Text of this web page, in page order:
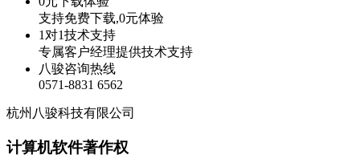
支持免费下载,0元体验
1对1技术支持
专属客户经理提供技术支持
八骏咨询热线
0571-8831 6562
杭州八骏科技有限公司
计算机软件著作权